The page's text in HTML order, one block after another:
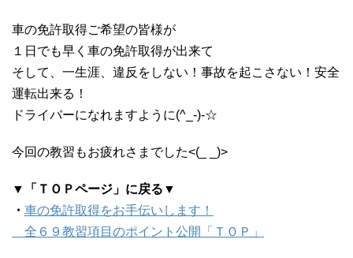
車の免許取得ご希望の皆様が
１日でも早く車の免許取得が出来て
そして、一生涯、違反をしない！事故を起こさない！安全
運転出来る！
ドライバーになれますように(^_-)-☆
今回の教習もお疲れさまでした<(_ _)>
▼「ＴＯＰページ」に戻る▼
・ 車の免許取得をお手伝いします！
全６９教習項目のポイント公開「ＴＯＰ」